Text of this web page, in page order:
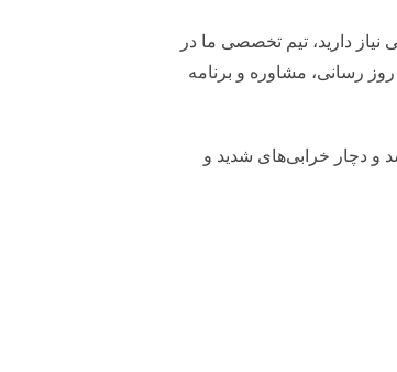
دارید، تیم تخصصی ما در
رسانی، مشاوره و برنامه
و دچار خرابی‌های شدید و